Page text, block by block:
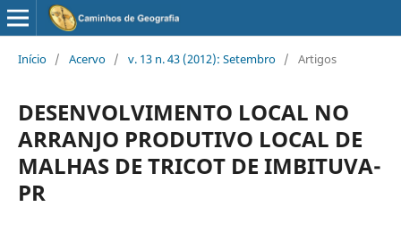
Início / Acervo / v. 13 n. 43 (2012): Setembro / Artigos
DESENVOLVIMENTO LOCAL NO
ARRANJO PRODUTIVO LOCAL DE
MALHAS DE TRICOT DE IMBITUVA-
PR